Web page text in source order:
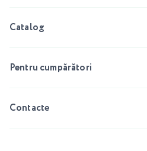
Catalog
Pentru cumpărători
Contacte